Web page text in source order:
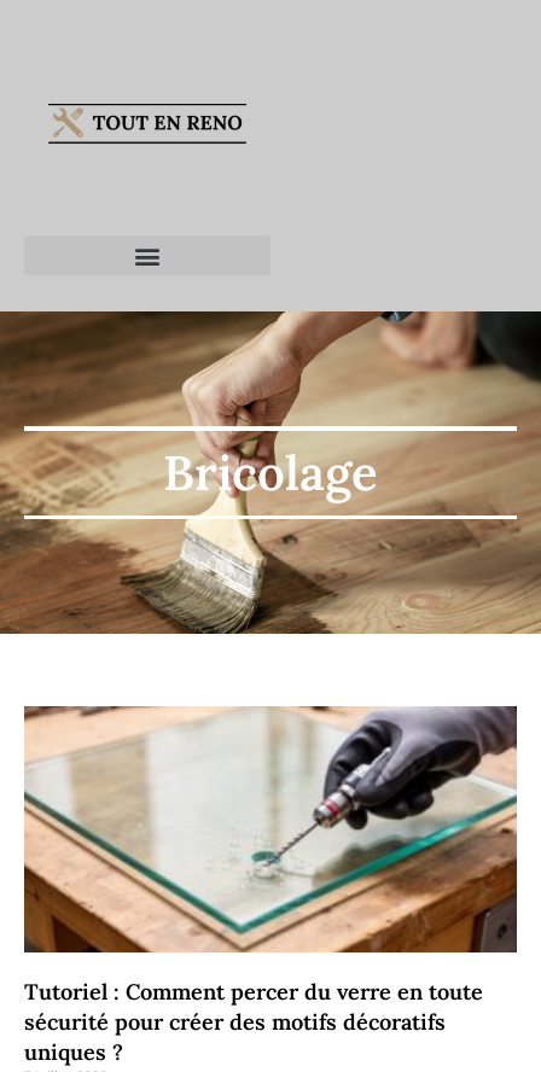
Bricolage
Tutoriel : Comment percer du verre en toute
sécurité pour créer des motifs décoratifs
uniques ?